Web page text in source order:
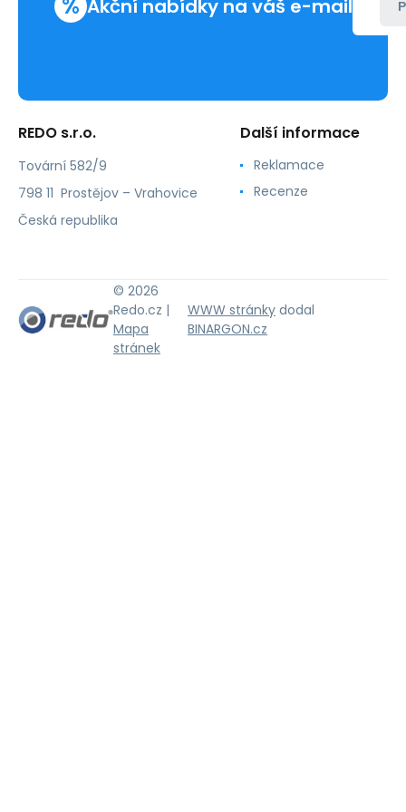
Akční nabídky na váš e-mail
REDO s.r.o.
Tovární 582/9
798 11 Prostějov – Vrahovice
Česká republika
Další informace
Reklamace
Recenze
© 2026
Redo.cz |
Mapa
stránek
WWW stránky dodal
BINARGON.cz